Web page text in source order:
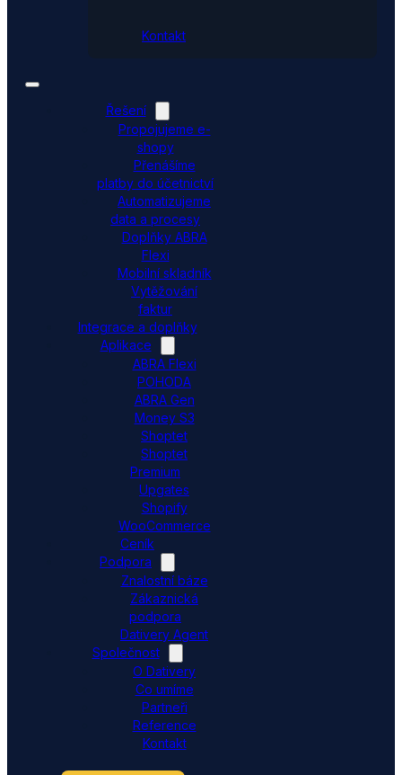
Kontakt
Řešení
Propojujeme e-
shopy
Přenášíme
platby do účetnictví
Automatizujeme
data a procesy
Doplňky ABRA
Flexi
Mobilní skladník
Vytěžování
faktur
Integrace a doplňky
Aplikace
ABRA Flexi
POHODA
ABRA Gen
Money S3
Shoptet
Shoptet
Premium
Upgates
Shopify
WooCommerce
Ceník
Podpora
Znalostní báze
Zákaznická
podpora
Dativery Agent
Společnost
O Dativery
Co umíme
Partneři
Reference
Kontakt